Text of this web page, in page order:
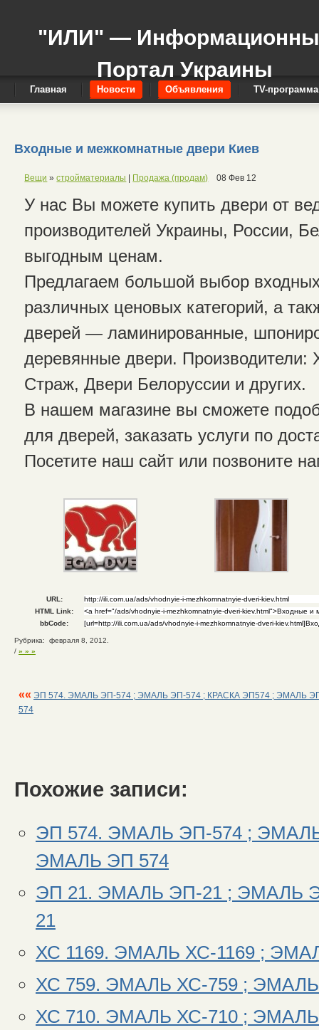
"ИЛИ" —
Портал Украины
Главная Новости Объявления TV-программа
Входные и межкомнатные двери Киев
Вещи »стройматериалы Продажа (продам) 08 Фев 12
У нас Вы можете купить двери от
производителей Украины, России,
выгодным ценам.
Предлагаем большой выбор
различных ценовых категорий, а
дверей — ламинированные,
деревянные двери. Производители:
Страж, Двери Белоруссии и других.
В нашем магазине вы сможете
для дверей, заказать услуги по
Посетите наш сайт или позвоните
URL:
HTML Link:
bbCode:
Рубрика: февраля 8, 2012.
/ » » »
«« ЭП 574. ЭМАЛЬ ЭП-574 ; ЭМАЛЬ ЭП-574 ; КРАСКА ЭП574 ; ЭМАЛЬ
574
Похожие записи:
ЭП 574. ЭМАЛЬ ЭП-574 ;
ЭМАЛЬ ЭП 574
ЭП 21. ЭМАЛЬ ЭП-21 ; ЭМАЛЬ
21
ХС 1169. ЭМАЛЬ ХС-1169 ;
ХС 759. ЭМАЛЬ ХС-759 ;
ХС 710. ЭМАЛЬ ХС-710 ;